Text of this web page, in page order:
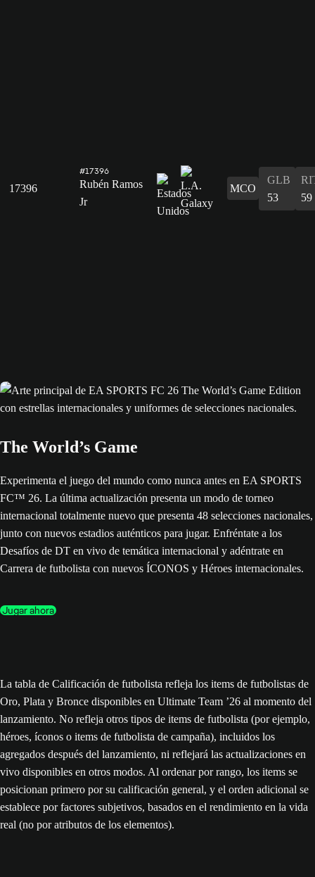
17396
#17396
Rubén Ramos
Jr
MCO
GLB
53
59
The World’s Game
Experimenta el juego del mundo como nunca antes en EA SPORTS
FC™ 26. La última actualización presenta un modo de torneo
internacional totalmente nuevo que presenta 48 selecciones nacionales,
junto con nuevos estadios auténticos para jugar. Enfréntate a los
Desafíos de DT en vivo de temática internacional y adéntrate en
Carrera de futbolista con nuevos ÍCONOS y Héroes internacionales.
Jugar ahora
La tabla de Calificación de futbolista refleja los items de futbolistas de
Oro, Plata y Bronce disponibles en Ultimate Team ’26 al momento del
lanzamiento. No refleja otros tipos de items de futbolista (por ejemplo,
héroes, íconos o items de futbolista de campaña), incluidos los
agregados después del lanzamiento, ni reflejará las actualizaciones en
vivo disponibles en otros modos. Al ordenar por rango, los items se
posicionan primero por su calificación general, y el orden adicional se
establece por factores subjetivos, basados en el rendimiento en la vida
real (no por atributos de los elementos).